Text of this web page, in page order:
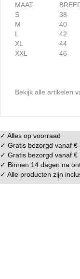
MAAT
S
38
M
40
L
42
XL
44
XXL
46
Bekijk alle artikelen
✓ Alles op voorraad
✓ Gratis bezorgd vanaf €
✓ Gratis bezorgd vanaf €
✓ Binnen 14 dagen na
✓ Alle producten zijn